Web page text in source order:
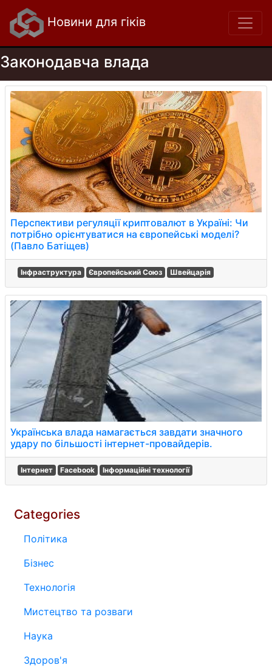
Новини для гіків
Законодавча влада
Перспективи регуляції криптовалют в Україні: Чи
потрібно орієнтуватися на європейські моделі?
(Павло Батіщев)
Інфраструктура Європейський Союз Швейцарія
Українська влада намагається завдати значного
удару по більшості інтернет-провайдерів.
Інтернет Facebook Інформаційні технології
Categories
Політика
Бізнес
Технологія
Мистецтво та розваги
Наука
Здоров'я